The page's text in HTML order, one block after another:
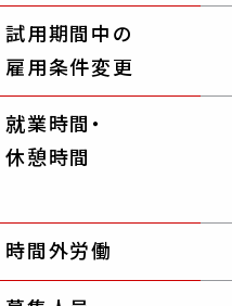
試用期間中の
雇用条件変更
就業時間・
休憩時間
時間外労働